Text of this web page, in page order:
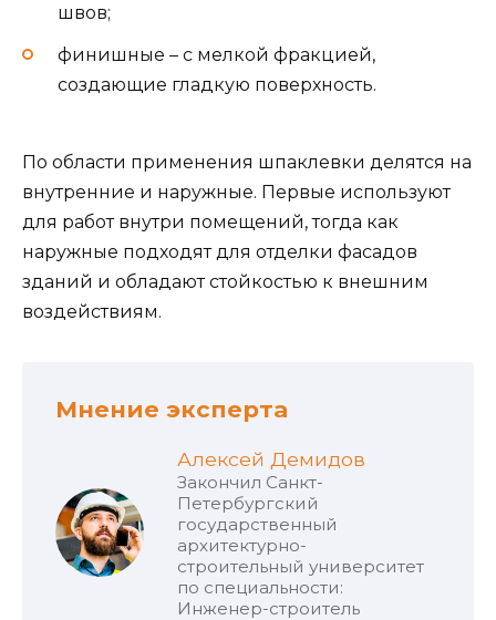
швов;
финишные – с мелкой фракцией,
создающие гладкую поверхность.
По области применения шпаклевки делятся на
внутренние и наружные. Первые используют
для работ внутри помещений, тогда как
наружные подходят для отделки фасадов
зданий и обладают стойкостью к внешним
воздействиям.
Мнение эксперта
Алексей Демидов
Закончил Санкт-
Петербургский
государственный
архитектурно-
строительный университет
по специальности:
Инженер-строитель